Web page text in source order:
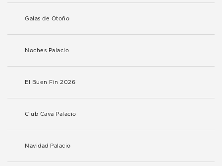
Galas de Otoño
Noches Palacio
El Buen Fin 2026
Club Cava Palacio
Navidad Palacio